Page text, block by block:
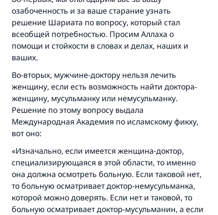
озабоченность и за ваше старание узнать
решение Шариата по вопросу, который стал
всеобщей потребностью. Просим Аллаха о
помощи и стойкости в словах и делах, наших и
ваших.
Во-вторых, мужчине-доктору нельзя лечить
женщину, если есть возможность найти доктора-
женщину, мусульманку или немусульманку.
Решение по этому вопросу выдала
Международная Академия по исламскому фикху,
вот оно:
«Изначально, если имеется женщина-доктор,
специализирующаяся в этой области, то именно
она должна осмотреть больную. Если таковой нет,
то больную осматривает доктор-немусульманка,
которой можно доверять. Если нет и таковой, то
больную осматривает доктор-мусульманин, а если